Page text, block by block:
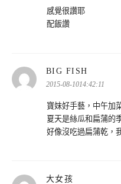
感覺很讚耶
配飯讚
BIG FISH
示:
2015-08-1014:42:11
寶妹好手藝，中午加
夏天是絲瓜和扁蒲的
好像沒吃過扁蒲乾，
大女孩